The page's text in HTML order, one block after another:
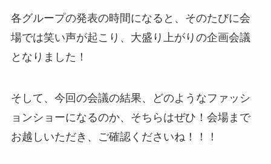
各グループの発表の時間になると、そのたびに会
場では笑い声が起こり、大盛り上がりの企画会議
となりました！
そして、今回の会議の結果、どのようなファッシ
ョンショーになるのか、そちらはぜひ！会場まで
お越しいただき、ご確認くださいね！！！